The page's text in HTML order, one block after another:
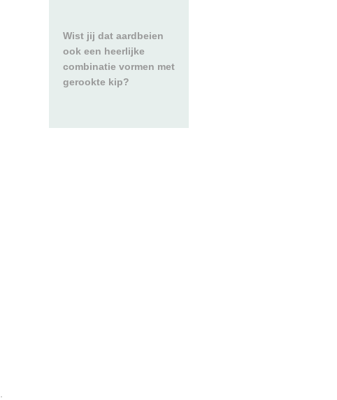
Wist jij dat aardbeien
ook een heerlijke
combinatie vormen met
gerookte kip?